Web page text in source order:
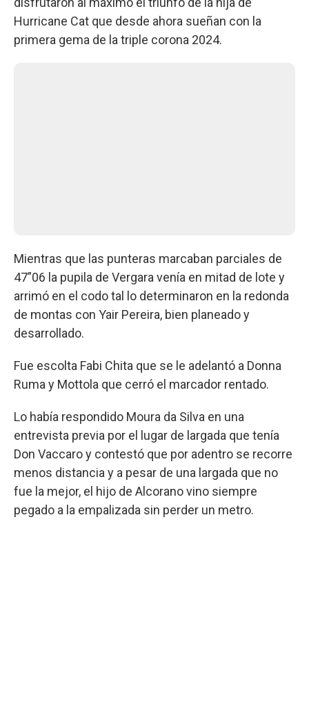
Hurricane Cat que desde ahora sueñan con la
primera gema de la triple corona 2024.
Mientras que las punteras marcaban parciales de
47”06 la pupila de Vergara venía en mitad de lote y
arrimó en el codo tal lo determinaron en la redonda
de montas con Yair Pereira, bien planeado y
desarrollado.
Fue escolta Fabi Chita que se le adelantó a Donna
Ruma y Mottola que cerró el marcador rentado.
Lo había respondido Moura da Silva en una
entrevista previa por el lugar de largada que tenía
Don Vaccaro y contestó que por adentro se recorre
menos distancia y a pesar de una largada que no
fue la mejor, el hijo de Alcorano vino siempre
pegado a la empalizada sin perder un metro.